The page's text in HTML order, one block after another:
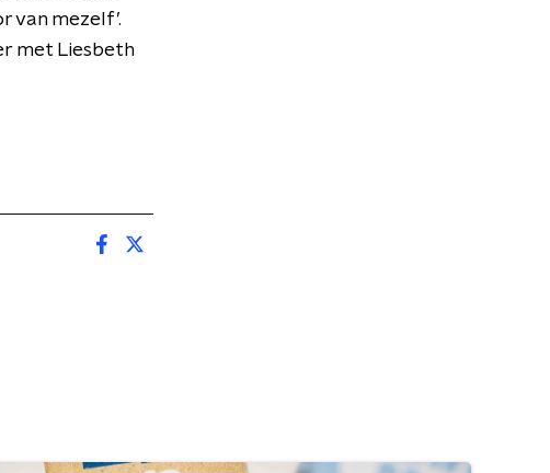
van mezelf’.
met Liesbeth